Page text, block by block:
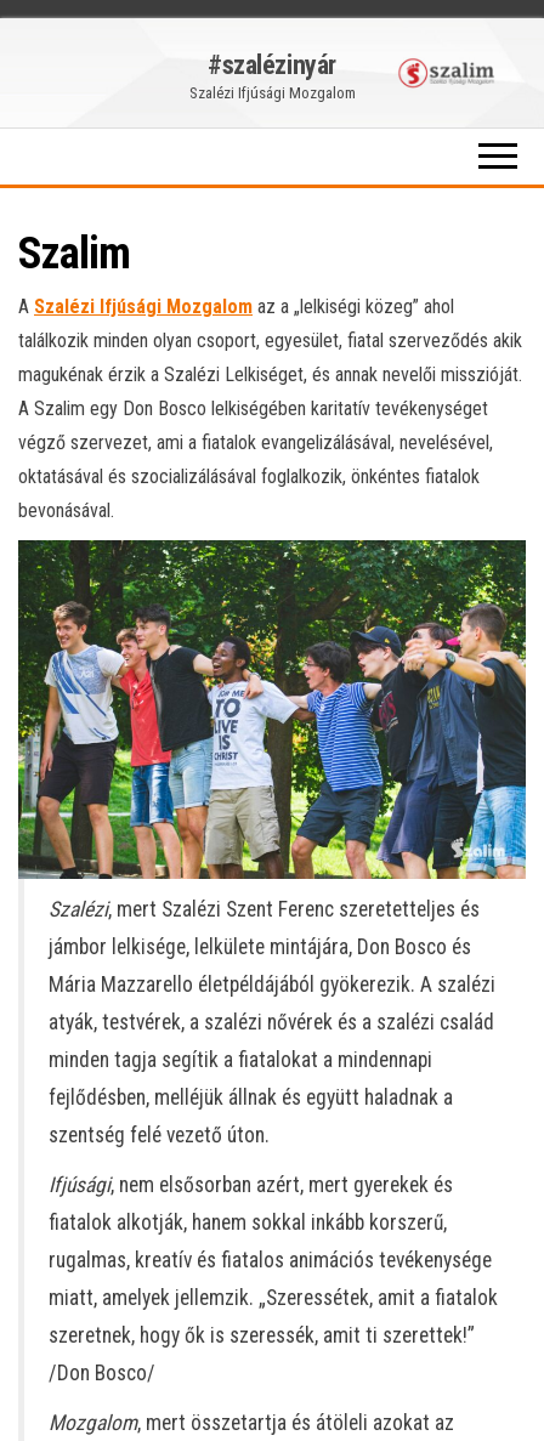
content
#szalézinyár
Szalézi Ifjúsági Mozgalom
Szalim
A Szalézi Ifjúsági Mozgalom az a „lelkiségi közeg” ahol
találkozik minden olyan csoport, egyesület, fiatal szerveződés akik
magukénak érzik a Szalézi Lelkiséget, és annak nevelői misszióját.
A Szalim egy Don Bosco lelkiségében karitatív tevékenységet
végző szervezet, ami a fiatalok evangelizálásával, nevelésével,
oktatásával és szocializálásával foglalkozik, önkéntes fiatalok
bevonásával.
Szalézi, mert Szalézi Szent Ferenc szeretetteljes és
jámbor lelkisége, lelkülete mintájára, Don Bosco és
Mária Mazzarello életpéldájából gyökerezik. A szalézi
atyák, testvérek, a szalézi nővérek és a szalézi család
minden tagja segítik a fiatalokat a mindennapi
fejlődésben, melléjük állnak és együtt haladnak a
szentség felé vezető úton.
Ifjúsági, nem elsősorban azért, mert gyerekek és
fiatalok alkotják, hanem sokkal inkább korszerű,
rugalmas, kreatív és fiatalos animációs tevékenysége
miatt, amelyek jellemzik. „Szeressétek, amit a fiatalok
szeretnek, hogy ők is szeressék, amit ti szerettek!”
/Don Bosco/
Mozgalom, mert összetartja és átöleli azokat az